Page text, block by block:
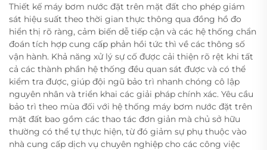
Thiết kế máy bơm nước đặt trên mặt đất cho phép giám
sát hiệu suất theo thời gian thực thông qua đồng hồ đo
hiển thị rõ ràng, cảm biến dễ tiếp cận và các hệ thống chẩn
đoán tích hợp cung cấp phản hồi tức thì về các thông số
vận hành. Khả năng xử lý sự cố được cải thiện rõ rệt khi tất
cả các thành phần hệ thống đều quan sát được và có thể
kiểm tra được, giúp đội ngũ bảo trì nhanh chóng cô lập
nguyên nhân và triển khai các giải pháp chính xác. Yêu cầu
bảo trì theo mùa đối với hệ thống máy bơm nước đặt trên
mặt đất bao gồm các thao tác đơn giản mà chủ sở hữu
thường có thể tự thực hiện, từ đó giảm sự phụ thuộc vào
nhà cung cấp dịch vụ chuyên nghiệp cho các công việc